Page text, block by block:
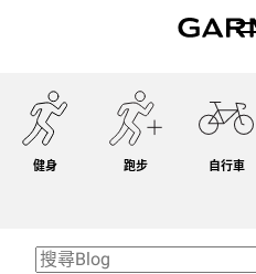
健身 跑步 自行車